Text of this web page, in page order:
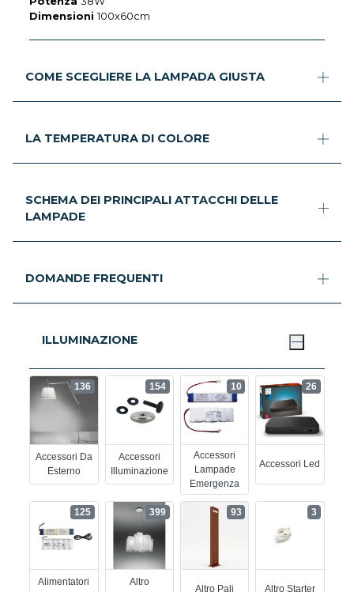
Dimensioni100x60cm
COME SCEGLIERE LA LAMPADA GIUSTA
LA TEMPERATURA DI COLORE
SCHEMA DEI PRINCIPALI ATTACCHI DELLE
LAMPADE
DOMANDE FREQUENTI
ILLUMINAZIONE
Accessori Da
Esterno
136
Accessori
Illuminazione
154
Accessori
Lampade
Emergenza
10
Accessori Led
26
Alimentatori
125
Altro
399
Altro Pali
93
Altro Starter
3